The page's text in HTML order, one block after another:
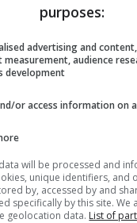
më 21 Mars 2026
Çfarë duhet të dijnë
liberalizimin e
Padel Zone
kulturën e re
Padel Zone
purposes:
advertising and
measurement, audience
development
or access information on
will be processed and
unique identifiers, and
by, accessed by and
specifically by this site. We
geolocation data. List of